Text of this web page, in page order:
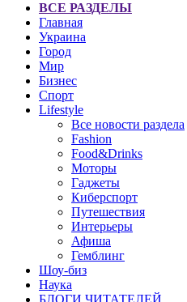
ВСЕ РАЗДЕЛЫ
Главная
Украина
Город
Мир
Бизнес
Спорт
Lifestyle
Все новости раздела
Fashion
Food&Drinks
Моторы
Гаджеты
Киберспорт
Путешествия
Интерьеры
Афиша
Гемблинг
Шоу-биз
Наука
БЛОГИ ЧИТАТЕЛЕЙ